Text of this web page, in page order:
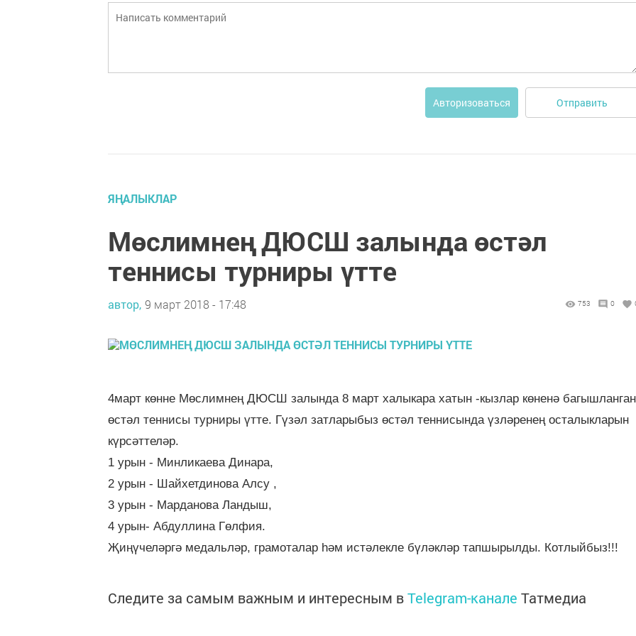
Авторизоваться Отправить
ЯҢАЛЫКЛАР
Мөслимнең ДЮСШ залында өстәл
теннисы турниры үтте
автор, 9 март 2018 - 17:48 753 0
4март көнне Мөслимнең ДЮСШ залында 8 март халыкара хатын -кызлар көненә багышланган
өстәл теннисы турниры үтте. Гүзәл затларыбыз өстәл теннисында үзләренең осталыкларын
күрсәттеләр.
1 урын - Минликаева Динара,
2 урын - Шайхетдинова Алсу ,
3 урын - Марданова Ландыш,
4 урын- Абдуллина Гөлфия.
Җиңүчеләргә медальләр, грамоталар һәм истәлекле бүләкләр тапшырылды. Котлыйбыз!!!
Следите за самым важным и интересным вTelegram-канале Татмедиа